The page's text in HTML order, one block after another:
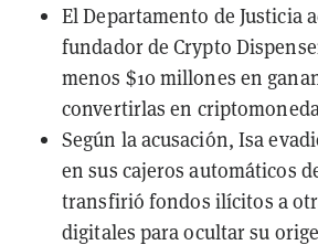
El Departamento de Justicia
fundador de Crypto
menos $10 millones en
convertirlas en
Según la acusación, Isa
en sus cajeros automáticos
transfirió fondos ilícitos a
digitales para ocultar su